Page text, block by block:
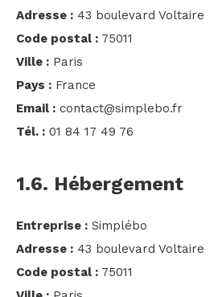
Adresse : 43 boulevard Voltaire
Code postal : 75011
Ville : Paris
Pays : France
Email : contact@simplebo.fr
Tél. : 01 84 17 49 76
1.6. Hébergement
Entreprise : Simplébo
Adresse : 43 boulevard Voltaire
Code postal : 75011